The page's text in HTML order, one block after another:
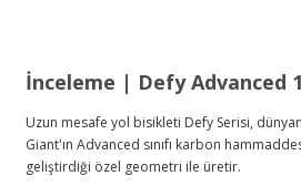
İnceleme | Defy Advanced
Uzun mesafe yol bisikleti Defy Serisi,
Giant'ın Advanced sınıfı karbon
geliştirdiği özel geometri ile üretir.